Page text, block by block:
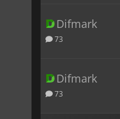
Difmark
73
Difmark
73